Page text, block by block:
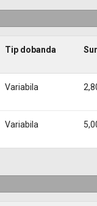
Tip dobanda
Variabila
Variabila